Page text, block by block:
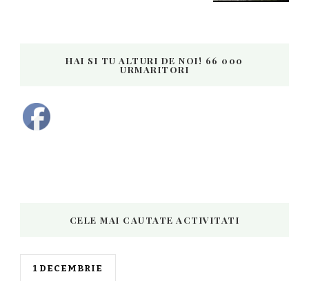
HAI SI TU ALTURI DE NOI! 66 000
URMARITORI
CELE MAI CAUTATE ACTIVITATI
1 DECEMBRIE